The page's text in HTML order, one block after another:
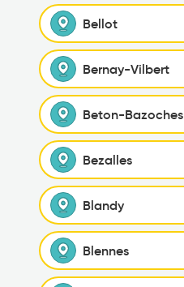
Bellot
Bernay-Vilbert
Beton-Bazoches
Bezalles
Blandy
Blennes